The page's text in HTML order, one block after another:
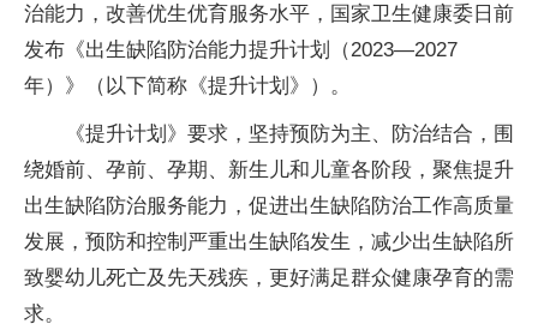
治能力，改善优生优育服务水平，国家卫生健康委日前
发布《出生缺陷防治能力提升计划（2023—2027
年）》（以下简称《提升计划》）。
《提升计划》要求，坚持预防为主、防治结合，围
绕婚前、孕前、孕期、新生儿和儿童各阶段，聚焦提升
出生缺陷防治服务能力，促进出生缺陷防治工作高质量
发展，预防和控制严重出生缺陷发生，减少出生缺陷所
致婴幼儿死亡及先天残疾，更好满足群众健康孕育的需
求。